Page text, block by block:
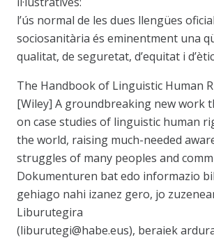
l’ús normal de les dues llengües
sociosanitària és eminentment una
qualitat, de seguretat, d’equitat i
The Handbook of Linguistic Human
[Wiley] A groundbreaking new work
on case studies of linguistic human
the world, raising much-needed
struggles of many peoples and
Dokumenturen bat edo informazio
gehiago nahi izanez gero, jo
Liburutegira
(liburutegi@habe.eus), beraiek